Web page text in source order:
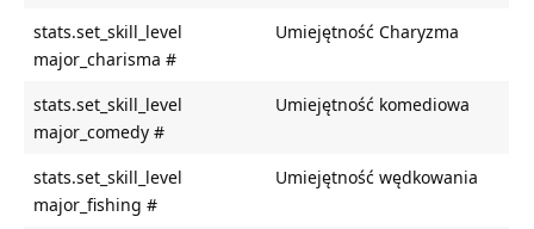
stats.set_skill_level
major_charisma #
Umiejętność Charyzma
stats.set_skill_level
major_comedy #
Umiejętność komediowa
stats.set_skill_level
major_fishing #
Umiejętność wędkowania